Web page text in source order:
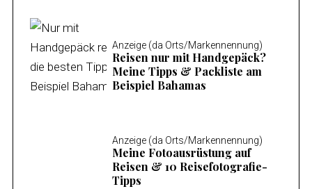
Anzeige (da Orts/Markennennung)
Reisen nur mit Handgepäck?
Meine Tipps & Packliste am
Beispiel Bahamas
Anzeige (da Orts/Markennennung)
Meine Fotoausrüstung auf
Reisen & 10 Reisefotografie-
Tipps